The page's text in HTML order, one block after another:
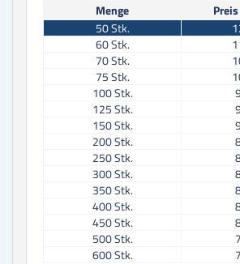
Menge
50Stk.
60Stk.
70Stk.
75Stk.
100Stk.
125Stk.
150Stk.
200Stk.
250Stk.
300Stk.
350Stk.
400Stk.
450Stk.
500Stk.
600Stk.